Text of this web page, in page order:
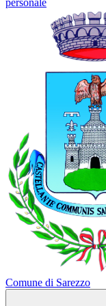
personale
Comune di Sarezzo